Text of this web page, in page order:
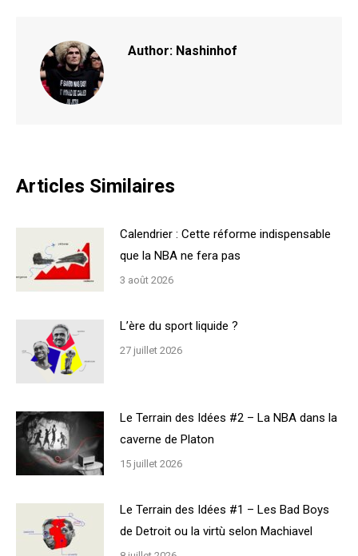
Author: Nashinhof
Articles Similaires
Calendrier : Cette réforme indispensable
que la NBA ne fera pas
3 août 2026
L’ère du sport liquide ?
27 juillet 2026
Le Terrain des Idées #2 – La NBA dans la
caverne de Platon
15 juillet 2026
Le Terrain des Idées #1 – Les Bad Boys
de Detroit ou la virtù selon Machiavel